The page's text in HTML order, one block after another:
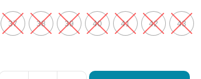
37 38 39 40 41 42 43